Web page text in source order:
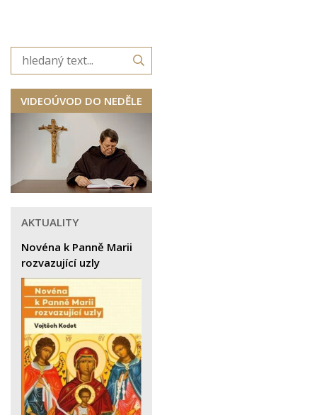
VIDEOÚVOD DO NEDĚLE
AKTUALITY
Novéna k Panně Marii
rozvazující uzly